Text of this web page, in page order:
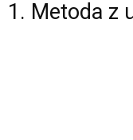
1. Metoda z